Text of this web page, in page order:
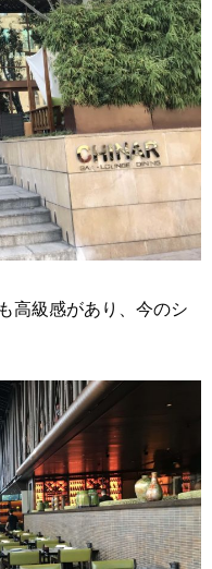
高級感があり、今のシ